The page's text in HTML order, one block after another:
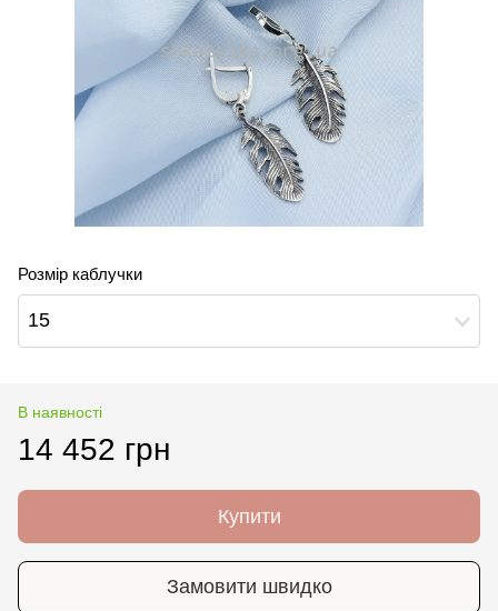
Розмір каблучки
15
В наявності
14 452 грн
Купити
Замовити швидко